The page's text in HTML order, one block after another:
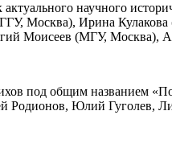
научного
Москва), Ирина
Моисеев (МГУ, Москва),
под общим названием
Родионов, Юлий Гуголев,